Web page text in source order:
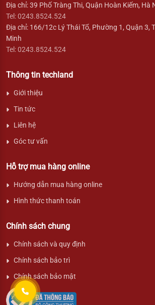
Địa chỉ: 39 Phố Tràng Thi, Quận Hoàn Kiếm, Hà
Tel: 0243.8524.524
Địa chỉ: 166/12c Lý Thái Tổ, Phường 1, Quận 3,
Minh
Tel: 0243.8524.524
Thông tin techland
Giới thiệu
Tin tức
Liên hệ
Góc tư vấn
Hỗ trợ mua hàng online
Hướng dẫn mua hàng online
Hình thức thanh toán
Chính sách chung
Chính sách và quy định
Chính sách bảo trì
Chính sách bảo mật